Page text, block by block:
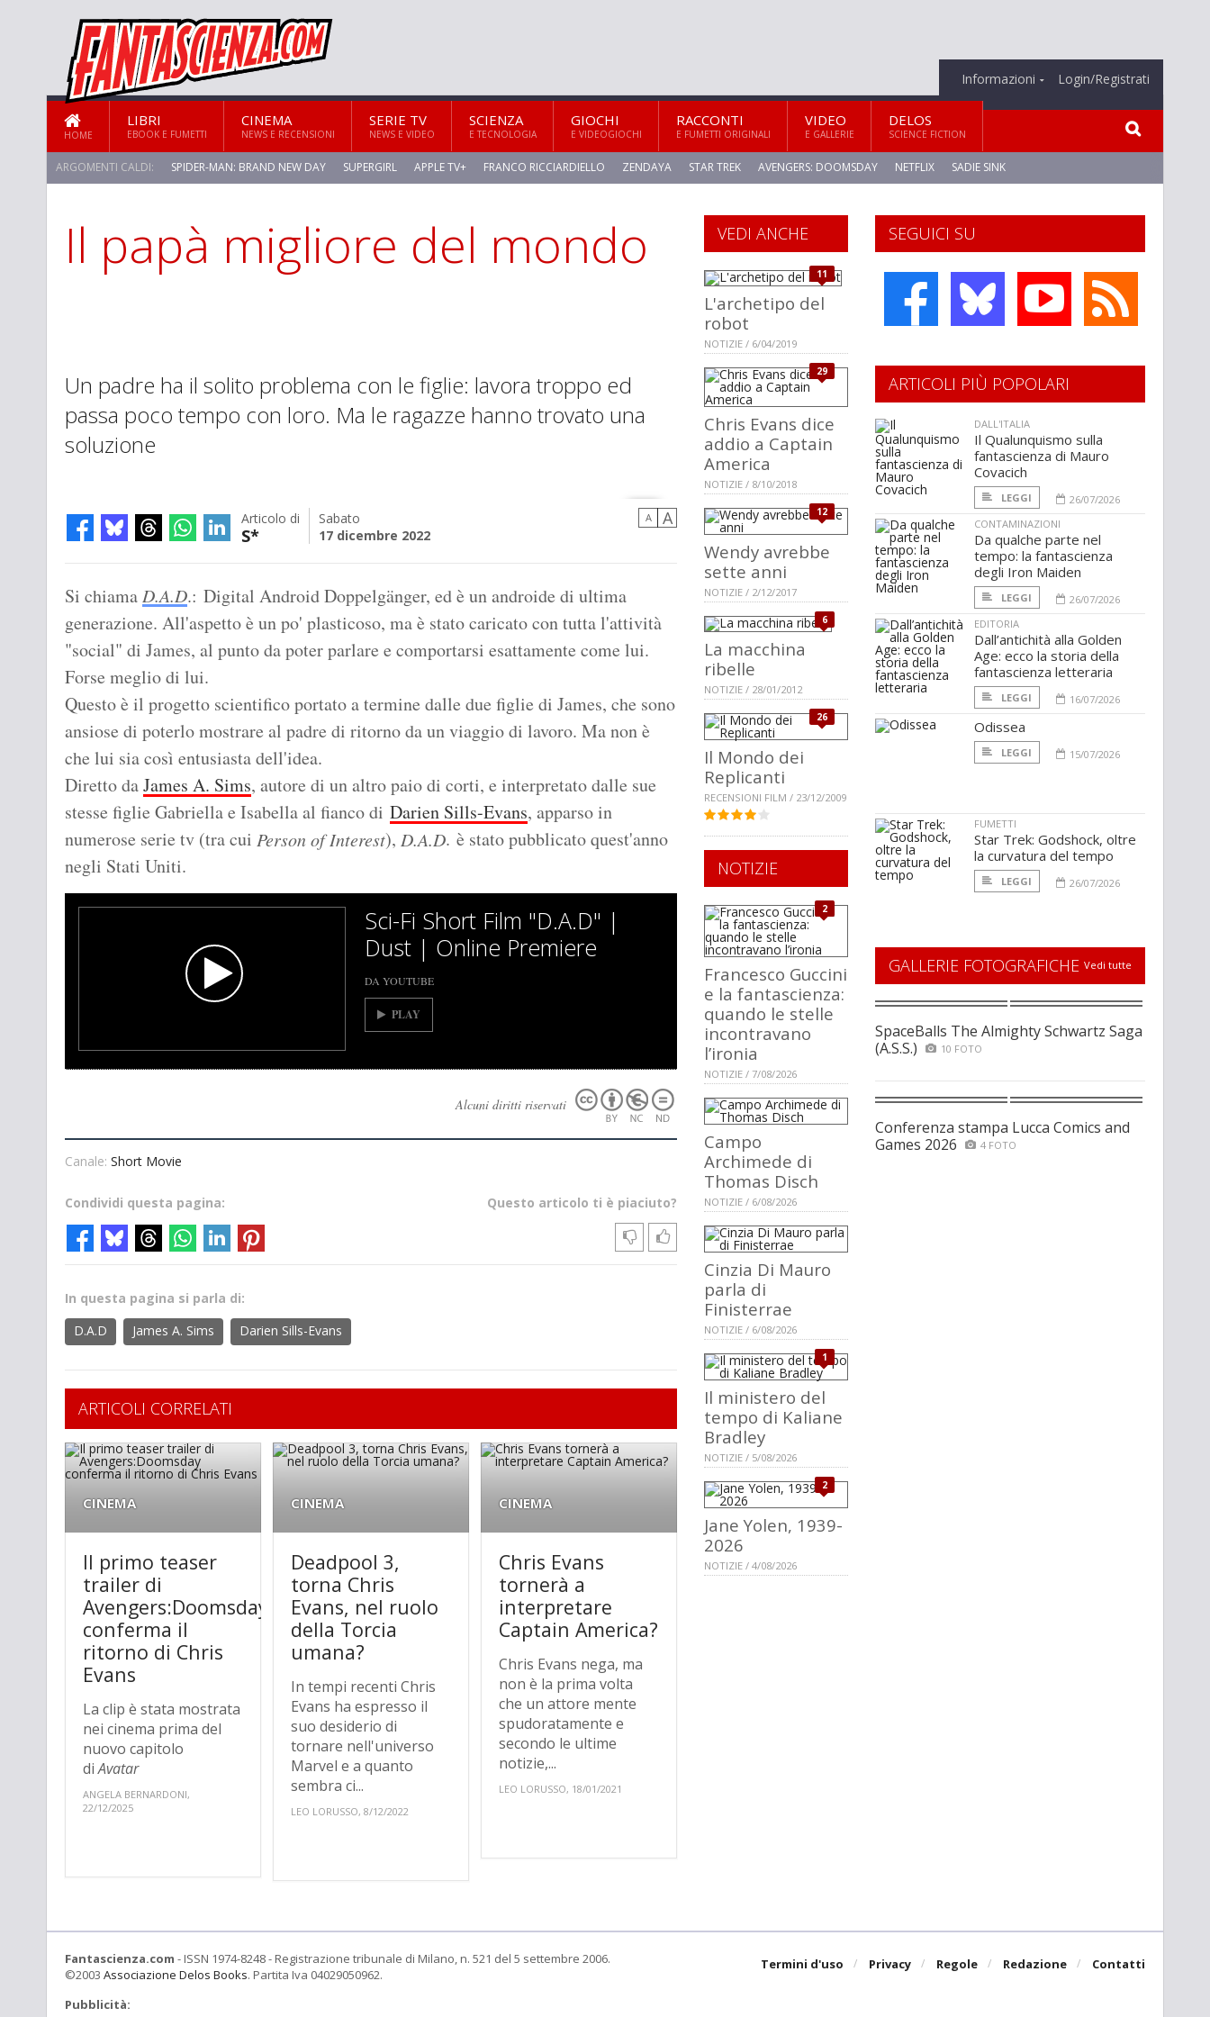
Informazioni Login/Registrati
HOME
LIBRI
EBOOK E FUMETTI
CINEMA
NEWS E RECENSIONI
SERIE TV
NEWS E VIDEO
SCIENZA
E TECNOLOGIA
GIOCHI
E VIDEOGIOCHI
RACCONTI
E FUMETTI ORIGINALI
VIDEO
E GALLERIE
DELOS
SCIENCE FICTION
ARGOMENTI CALDI: SPIDER-MAN: BRAND NEW DAY SUPERGIRL APPLE TV+ FRANCO RICCIARDIELLO ZENDAYA STAR TREK AVENGERS: DOOMSDAY NETFLIX SADIE SINK
STAR TREK: STRANGE NEW WORLDS
Il papà migliore del mondo
Un padre ha il solito problema con le figlie: lavora troppo ed
passa poco tempo con loro. Ma le ragazze hanno trovato una
soluzione
Articolo di
S*
Sabato
17 dicembre 2022
A A
Si chiamaD.A.D.: Digital Android Doppelgänger, ed è un androide di ultima
generazione. All'aspetto è un po' plasticoso, ma è stato caricato con tutta l'attività
"social" di James, al punto da poter parlare e comportarsi esattamente come lui.
Forse meglio di lui.
Questo è il progetto scientifico portato a termine dalle due figlie di James, che sono
ansiose di poterlo mostrare al padre di ritorno da un viaggio di lavoro. Ma non è
che lui sia così entusiasta dell'idea.
Diretto daJames A. Sims, autore di un altro paio di corti, e interpretato dalle sue
stesse figlie Gabriella e Isabella al fianco di Darien Sills-Evans, apparso in
numerose serie tv (tra cui Person of Interest), D.A.D. è stato pubblicato quest'anno
negli Stati Uniti.
Sci-Fi Short Film "D.A.D" |
Dust | Online Premiere
DA YOUTUBE
PLAY
Alcuni diritti riservati
Canale: Short Movie
Questo articolo ti è piaciuto?
Condividi questa pagina:
In questa pagina si parla di:
D.A.D
James A. Sims Darien Sills-Evans
ARTICOLI CORRELATI
CINEMA
Il primo teaser
trailer di
Avengers:Doomsday
conferma il
ritorno di Chris
Evans
La clip è stata mostrata
nei cinema prima del
nuovo capitolo
diAvatar
ANGELA BERNARDONI,
22/12/2025
CINEMA
Deadpool 3,
torna Chris
Evans, nel ruolo
della Torcia
umana?
In tempi recenti Chris
Evans ha espresso il
suo desiderio di
tornare nell'universo
Marvel e a quanto
sembra ci...
LEO LORUSSO, 8/12/2022
CINEMA
Chris Evans
tornerà a
interpretare
Captain America?
Chris Evans nega, ma
non è la prima volta
che un attore mente
spudoratamente e
secondo le ultime
notizie,...
LEO LORUSSO, 18/01/2021
SEGUICI SU
VEDI ANCHE
11
L'archetipo del
robot
NOTIZIE / 6/04/2019
29
Chris Evans dice
addio a Captain
America
NOTIZIE / 8/10/2018
12
Wendy avrebbe
sette anni
NOTIZIE / 2/12/2017
6
La macchina
ribelle
NOTIZIE / 28/01/2012
26
Il Mondo dei
Replicanti
RECENSIONI FILM / 23/12/2009
NOTIZIE
2
Francesco Guccini
e la fantascienza:
quando le stelle
incontravano
l’ironia
NOTIZIE / 7/08/2026
Campo
Archimede di
Thomas Disch
NOTIZIE / 6/08/2026
Cinzia Di Mauro
parla di
Finisterrae
NOTIZIE / 6/08/2026
1
Il ministero del
tempo di Kaliane
Bradley
NOTIZIE / 5/08/2026
2
Jane Yolen, 1939-
2026
NOTIZIE / 4/08/2026
ARTICOLI PIÙ POPOLARI
DALL'ITALIA
Il Qualunquismo sulla
fantascienza di Mauro
Covacich
LEGGI
26/07/2026
CONTAMINAZIONI
Da qualche parte nel
tempo: la fantascienza
degli Iron Maiden
LEGGI
26/07/2026
EDITORIA
Dall’antichità alla Golden
Age: ecco la storia della
fantascienza letteraria
LEGGI 16/07/2026
Odissea
LEGGI 15/07/2026
FUMETTI
Star Trek: Godshock, oltre
la curvatura del tempo
LEGGI 26/07/2026
GALLERIE FOTOGRAFICHE Vedi tutte
SpaceBalls The Almighty Schwartz Saga
(A.S.S.)
10 FOTO
Conferenza stampa Lucca Comics and
Games 2026
4 FOTO
Termini d'uso Privacy Regole Redazione Contatti
Fantascienza.com - ISSN 1974-8248 - Registrazione tribunale di Milano, n. 521 del 5 settembre 2006.
©2003 Associazione Delos Books. Partita Iva 04029050962.
Pubblicità: